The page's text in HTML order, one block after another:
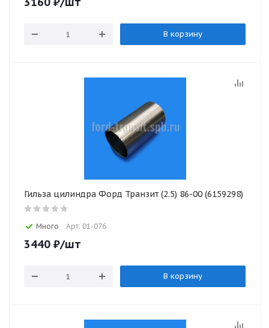
В корзину
Гильза цилиндра Форд Транзит (2.5) 86-00 (6159298)
Много Арт: 01-076
3440 ₽/шт
В корзину